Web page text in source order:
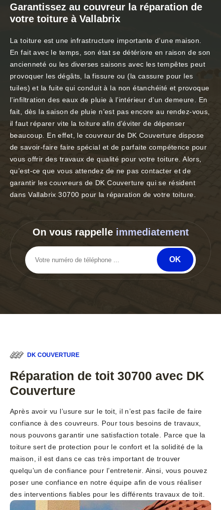
Garantissez au couvreur la réparation de
votre toiture à Vallabrix
La toiture est une infrastructure importante d’une maison.
En fait avec le temps, son état se détériore en raison de son
ancienneté ou les diverses saisons avec les tempêtes peut
provoquer les dégâts, la fissure ou (la cassure pour les
tuiles) et la fuite qui conduit à la non étanchéité et provoque
l’infiltration des eaux de pluie à l’intérieur d’un demeure. En
fait, dès la saison de pluie n’est pas encore au rendez-vous,
il faut réparer vite la toiture afin d’éviter de dépenser
beaucoup. En effet, le couvreur de DK Couverture dispose
de savoir-faire faire spécial et de parfaite compétence pour
vous offrir des travaux de qualité pour votre toiture. Alors,
qu’est-ce que vous attendez de ne pas contacter et de
garantir les couvreurs de DK Couverture qui se résident
dans Vallabrix 30700 pour la réparation de votre toiture.
On vous rappelle immediatement
DK COUVERTURE
Réparation de toit 30700 avec DK
Couverture
Après avoir vu l’usure sur le toit, il n’est pas facile de faire
confiance à des couvreurs. Pour tous besoins de travaux,
nous pouvons garantir une satisfaction totale. Parce que la
toiture sert de protection pour le confort et la solidité de la
maison, il est dans ce cas très important de trouver
quelqu’un de confiance pour l’entretenir. Ainsi, vous pouvez
poser une confiance en notre équipe afin de vous réaliser
des interventions fiables pour les différents travaux de toit.